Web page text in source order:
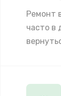
Ремонт
часто в